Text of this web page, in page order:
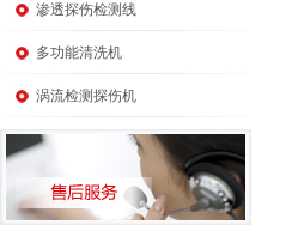
渗透探伤检测线
多功能清洗机
涡流检测探伤机